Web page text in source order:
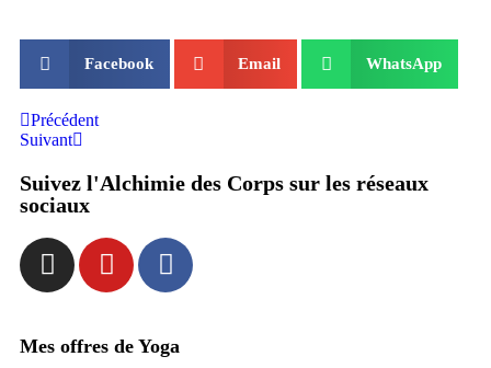
Facebook Email WhatsApp
Précédent
Suivant
Suivez l'Alchimie des Corps sur les réseaux
sociaux
Mes offres de Yoga